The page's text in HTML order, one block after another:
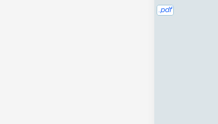
.pdf